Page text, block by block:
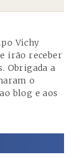
Vichy
irão receber
Obrigada a
o
blog e aos